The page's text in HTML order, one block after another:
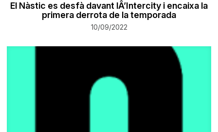
El Nàstic es desfà davant lÂ’Intercity i encaixa la
primera derrota de la temporada
10/09/2022